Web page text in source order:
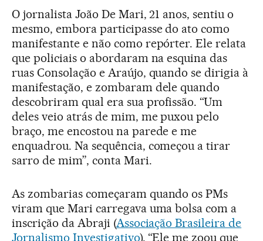
O jornalista João De Mari, 21 anos, sentiu o
mesmo, embora participasse do ato como
manifestante e não como repórter. Ele relata
que policiais o abordaram na esquina das
ruas Consolação e Araújo, quando se dirigia à
manifestação, e zombaram dele quando
descobriram qual era sua profissão. “Um
deles veio atrás de mim, me puxou pelo
braço, me encostou na parede e me
enquadrou. Na sequência, começou a tirar
sarro de mim”, conta Mari.
As zombarias começaram quando os PMs
viram que Mari carregava uma bolsa com a
inscrição da Abraji (Associação Brasileira de
Jornalismo Investigativo). “Ele me zoou que